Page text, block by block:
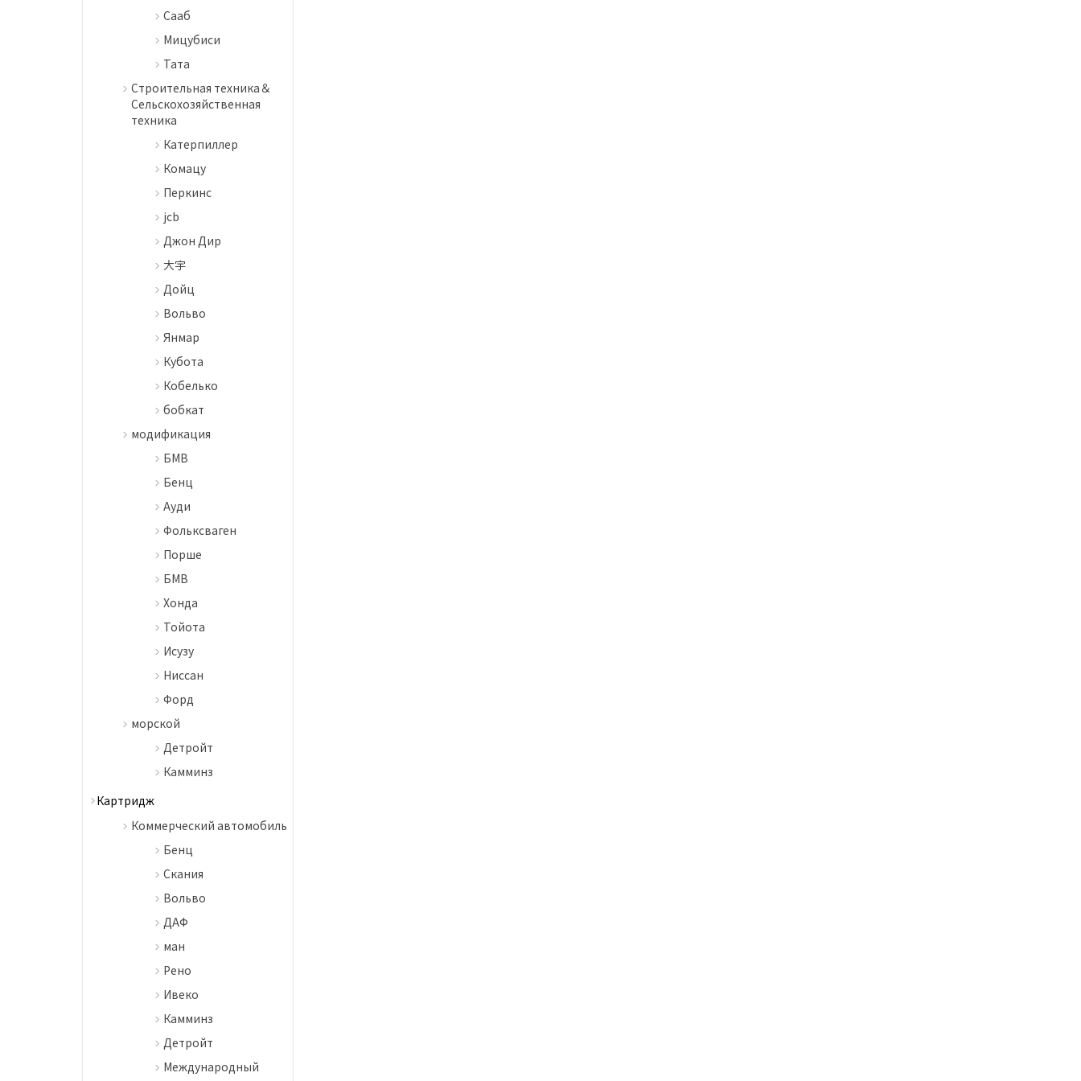
Сааб
Мицубиси
Тата
Строительная техника＆
Сельскохозяйственная
техника
Катерпиллер
Комацу
Перкинс
jcb
Джон Дир
大宇
Дойц
Вольво
Янмар
Кубота
Кобелько
бобкат
модификация
БМВ
Бенц
Ауди
Фольксваген
Порше
БМВ
Хонда
Тойота
Исузу
Ниссан
Форд
морской
Детройт
Камминз
Картридж
Коммерческий автомобиль
Бенц
Скания
Вольво
ДАФ
ман
Рено
Ивеко
Камминз
Детройт
Международный